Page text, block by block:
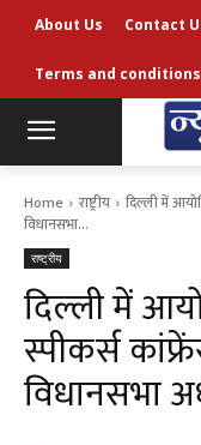
About Us Contact
Terms and conditions
Home राष्ट्रीय
दिल्ली में
विधानसभा...
राष्ट्रीय
दिल्ली में
स्पीकर्स
विधानसभा